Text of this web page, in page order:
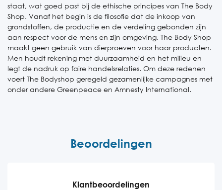
staat, wat goed past bij de ethische principes van The Body
Shop. Vanaf het begin is de filosofie dat de inkoop van
grondstoffen, de productie en de verdeling gebonden zijn
aan respect voor de mens en zijn omgeving. The Body Shop
maakt geen gebruik van dierproeven voor haar producten.
Men houdt rekening met duurzaamheid en het milieu en
legt de nadruk op faire handelsrelaties. Om deze redenen
voert The Bodyshop geregeld gezamenlijke campagnes met
onder andere Greenpeace en Amnesty International.
Beoordelingen
Klantbeoordelingen